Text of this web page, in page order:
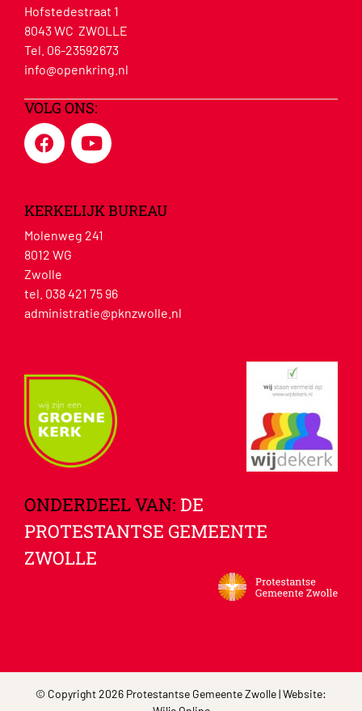
Hofstedestraat 1
8043 WC ZWOLLE
Tel. 06-23592673
info@openkring.nl
VOLG ONS:
KERKELIJK BUREAU
Molenweg 241
8012 WG
Zwolle
tel. 038 421 75 96
administratie@pknzwolle.nl
ONDERDEEL VAN: DE
PROTESTANTSE GEMEENTE
ZWOLLE
© Copyright 2026 Protestantse Gemeente Zwolle | Website: